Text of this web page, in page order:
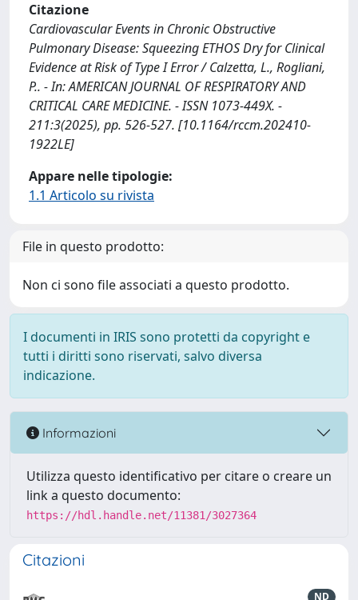
Citazione
Cardiovascular Events in Chronic Obstructive
Pulmonary Disease: Squeezing ETHOS Dry for Clinical
Evidence at Risk of Type I Error / Calzetta, L., Rogliani,
P.. - In: AMERICAN JOURNAL OF RESPIRATORY AND
CRITICAL CARE MEDICINE. - ISSN 1073-449X. -
211:3(2025), pp. 526-527. [10.1164/rccm.202410-
1922LE]
Appare nelle tipologie:
1.1 Articolo su rivista
File in questo prodotto:
Non ci sono file associati a questo prodotto.
I documenti in IRIS sono protetti da copyright e
tutti i diritti sono riservati, salvo diversa
indicazione.
Informazioni
Utilizza questo identificativo per citare o creare un
link a questo documento:
https://hdl.handle.net/11381/3027364
Citazioni
ND